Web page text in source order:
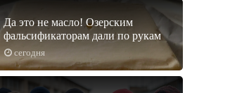
сегодня
Да это не масло! Озерским
фальсификаторам дали по рукам